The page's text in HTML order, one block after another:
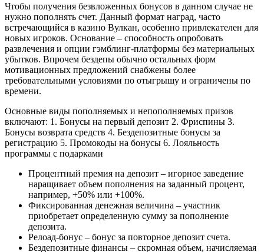
Чтобы получения безвложенных бонусов в данном случае не
нужно пополнять счет. Данный формат наград, часто
встречающийся в казино Вулкан, особенно привлекателен для
новых игроков. Основание – способность опробовать
развлечения и опции гэмблинг-платформы без материальных
убытков. Впрочем бездепы обычно остальных форм
мотивационных предложений снабжены более
требовательными условиями по отыгрышу и ограничены по
времени.
Основные виды пополняемых и непополняемых призов
включают: 1. Бонусы на первый депозит 2. Фриспины 3.
Бонусы возврата средств 4. Бездепозитные бонусы за
регистрацию 5. Промокоды на бонусы 6. Лояльность
программы с подарками
Процентный премия на депозит – игорное заведение
наращивает объем пополнения на заданный процент,
например, +50% или +100%.
Фиксированная денежная величина – участник
приобретает определенную сумму за пополнение
депозита.
Релоад-бонус – бонус за повторное депозит счета.
Бездепозитные финансы – скромная объем, начисляемая